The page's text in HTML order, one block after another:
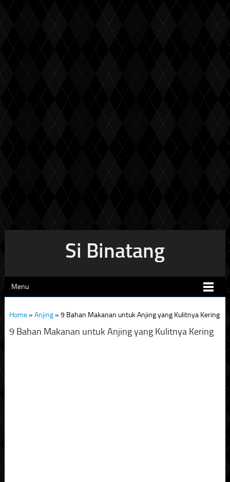
Si Binatang
Menu
Home» Anjing» 9 Bahan Makanan untuk Anjing yang Kulitnya Kering
9 Bahan Makanan untuk Anjing yang Kulitnya Kering